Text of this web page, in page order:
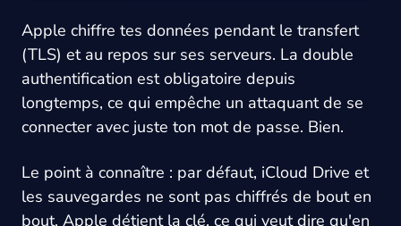
Apple chiffre tes données pendant le transfert
(TLS) et au repos sur ses serveurs. La double
authentification est obligatoire depuis
longtemps, ce qui empêche un attaquant de se
connecter avec juste ton mot de passe. Bien.
Le point à connaître : par défaut, iCloud Drive et
les sauvegardes ne sont pas chiffrés de bout en
bout. Apple détient la clé, ce qui veut dire qu'en